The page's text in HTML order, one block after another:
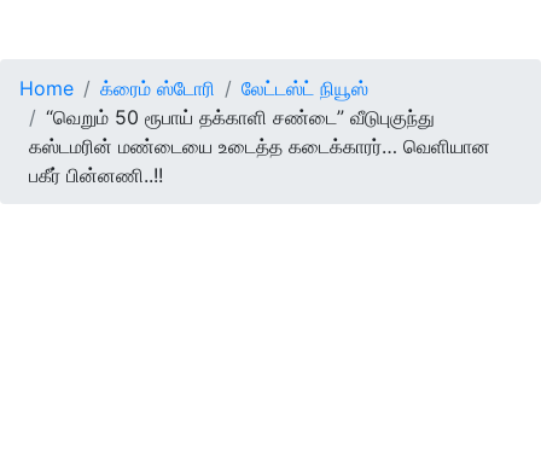
Home க்ரைம் ஸ்டோரி
லேட்டஸ்ட் நியூஸ்
“வெறும் 50 ரூபாய் தக்காளி சண்டை” வீடுபுகுந்து
கஸ்டமரின் மண்டையை உடைத்த கடைக்காரர்… வெளியான
பகீர் பின்னணி..!!